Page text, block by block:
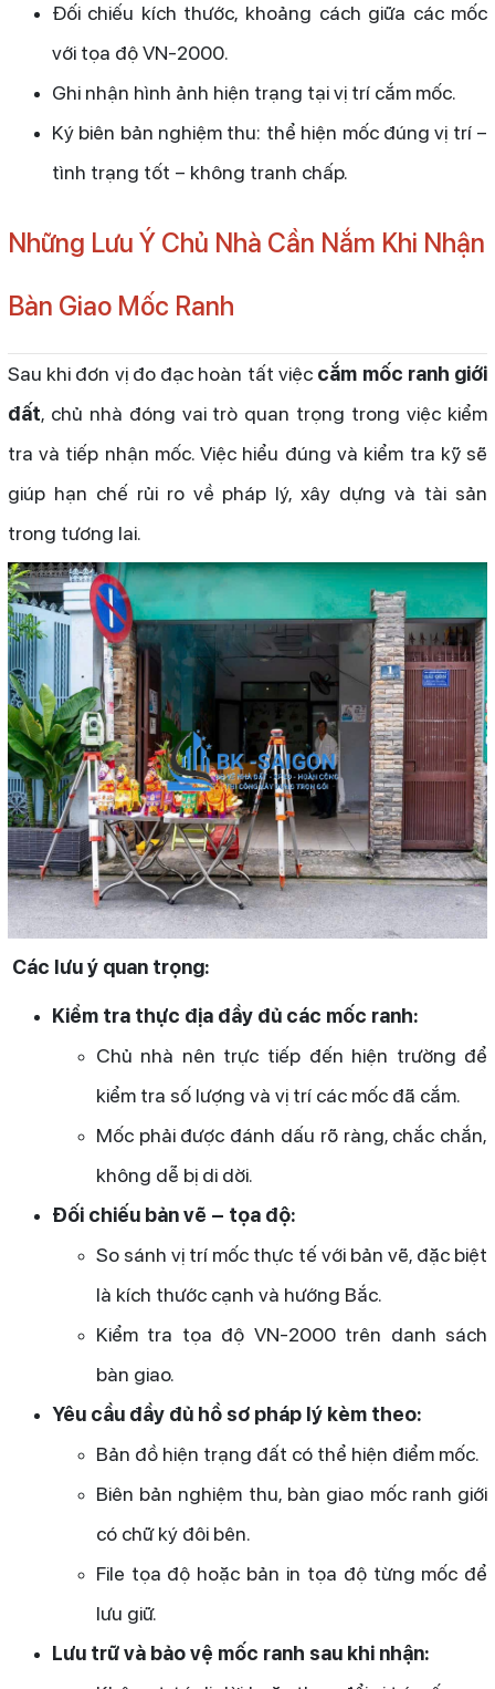
Đối chiếu kích thước, khoảng cách giữa các mốc
với tọa độ VN-2000.
Ghi nhận hình ảnh hiện trạng tại vị trí cắm mốc.
Ký biên bản nghiệm thu: thể hiện mốc đúng vị trí –
tình trạng tốt – không tranh chấp.
Những Lưu Ý Chủ Nhà Cần Nắm Khi Nhận
Bàn Giao Mốc Ranh
Sau khi đơn vị đo đạc hoàn tất việc cắm mốc ranh giới
đất, chủ nhà đóng vai trò quan trọng trong việc kiểm
tra và tiếp nhận mốc. Việc hiểu đúng và kiểm tra kỹ sẽ
giúp hạn chế rủi ro về pháp lý, xây dựng và tài sản
trong tương lai.
Các lưu ý quan trọng:
Kiểm tra thực địa đầy đủ các mốc ranh:
Chủ nhà nên trực tiếp đến hiện trường để
kiểm tra số lượng và vị trí các mốc đã cắm.
Mốc phải được đánh dấu rõ ràng, chắc chắn,
không dễ bị di dời.
Đối chiếu bản vẽ – tọa độ:
So sánh vị trí mốc thực tế với bản vẽ, đặc biệt
là kích thước cạnh và hướng Bắc.
Kiểm tra tọa độ VN-2000 trên danh sách
bàn giao.
Yêu cầu đầy đủ hồ sơ pháp lý kèm theo:
Bản đồ hiện trạng đất có thể hiện điểm mốc.
Biên bản nghiệm thu, bàn giao mốc ranh giới
có chữ ký đôi bên.
File tọa độ hoặc bản in tọa độ từng mốc để
lưu giữ.
Lưu trữ và bảo vệ mốc ranh sau khi nhận: